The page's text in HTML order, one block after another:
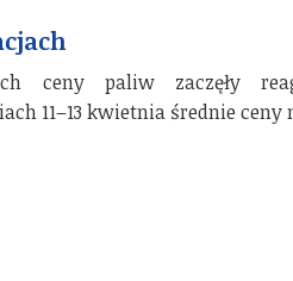
ceny paliw zaczęły
11–13 kwietnia średnie ceny